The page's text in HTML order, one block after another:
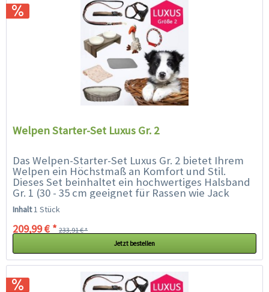
Welpen Starter-Set Luxus Gr. 2
Das Welpen-Starter-Set Luxus Gr. 2 bietet Ihrem
Welpen ein Höchstmaß an Komfort und Stil.
Dieses Set beinhaltet ein hochwertiges Halsband
Gr. 1 (30 - 35 cm geeignet für Rassen wie Jack
Russel Terrier, Dackel,...
Inhalt1 Stück
209,99 € * 233,91 € *
Jetzt bestellen